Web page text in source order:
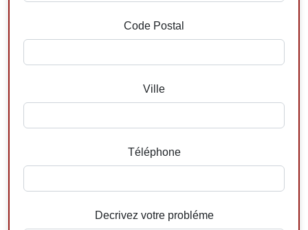
Code Postal
Ville
Téléphone
Decrivez votre probléme